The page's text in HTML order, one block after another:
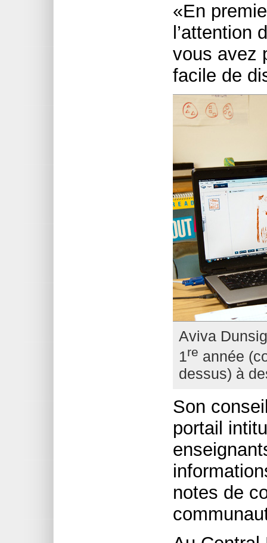
«En
l’attention
vous avez
facile de
Aviva
1re année
dessus) à
Son
portail
notes de